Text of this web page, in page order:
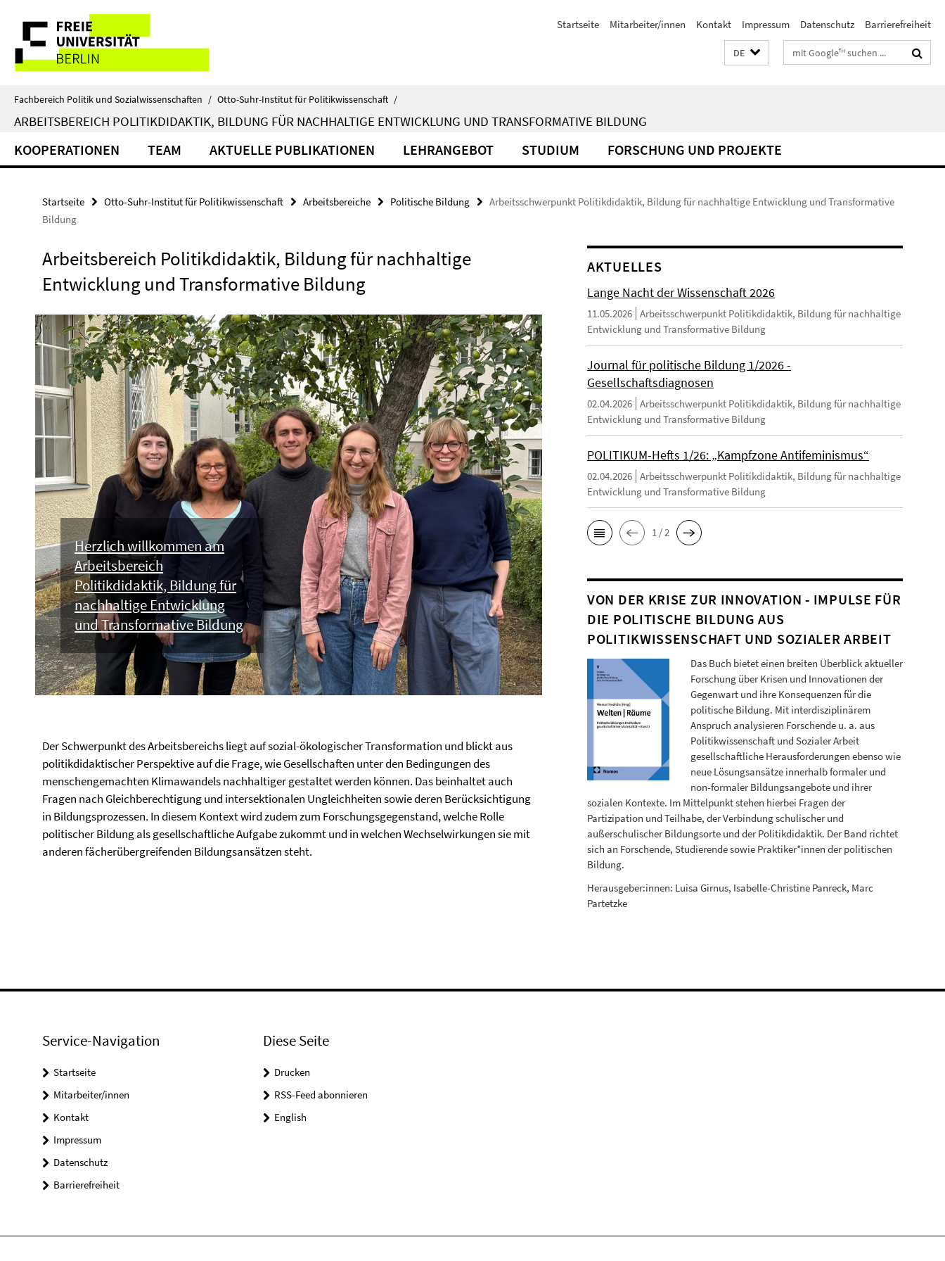
direkt
Inhalt
Service-
Navigation
Startseite Mitarbeiter/innen Kontakt Impressum Datenschutz Barrierefreiheit
DE Suchbegriffe
Fachbereich Politik und Sozialwissenschaften / Otto-Suhr-Institut für Politikwissenschaft /
ARBEITSBEREICH POLITIKDIDAKTIK, BILDUNG FÜR NACHHALTIGE ENTWICKLUNG UND TRANSFORMATIVE BILDUNG
KOOPERATIONEN TEAM AKTUELLE PUBLIKATIONEN LEHRANGEBOT STUDIUM FORSCHUNG UND PROJEKTE
Startseite Otto-Suhr-Institut für Politikwissenschaft Arbeitsbereiche Politische Bildung
Arbeitsschwerpunkt Politikdidaktik, Bildung für nachhaltige Entwicklung und Transformative
Bildung
Arbeitsbereich Politikdidaktik, Bildung für nachhaltige
Entwicklung und Transformative Bildung
Herzlich willkommen am
Arbeitsbereich
Politikdidaktik, Bildung für
nachhaltige Entwicklung
und Transformative Bildung
Der Schwerpunkt des Arbeitsbereichs liegt auf sozial-ökologischer Transformation und blickt aus
politikdidaktischer Perspektive auf die Frage, wie Gesellschaften unter den Bedingungen des
menschengemachten Klimawandels nachhaltiger gestaltet werden können. Das beinhaltet auch
Fragen nach Gleichberechtigung und intersektionalen Ungleichheiten sowie deren Berücksichtigung
in Bildungsprozessen. In diesem Kontext wird zudem zum Forschungsgegenstand, welche Rolle
politischer Bildung als gesellschaftliche Aufgabe zukommt und in welchen Wechselwirkungen sie mit
anderen fächerübergreifenden Bildungsansätzen steht.
AKTUELLES
Lange Nacht der Wissenschaft 2026
11.05.2026 Arbeitsschwerpunkt Politikdidaktik, Bildung für nachhaltige
Entwicklung und Transformative Bildung
Journal für politische Bildung 1/2026 -
Gesellschaftsdiagnosen
02.04.2026 Arbeitsschwerpunkt Politikdidaktik, Bildung für nachhaltige
Entwicklung und Transformative Bildung
POLITIKUM-Hefts 1/26: „Kampfzone Antifeminismus“
02.04.2026 Arbeitsschwerpunkt Politikdidaktik, Bildung für nachhaltige
Entwicklung und Transformative Bildung
1 / 2
VON DER KRISE ZUR INNOVATION - IMPULSE FÜR
DIE POLITISCHE BILDUNG AUS
POLITIKWISSENSCHAFT UND SOZIALER ARBEIT
Das Buch bietet einen breiten Überblick aktueller
Forschung über Krisen und Innovationen der
Gegenwart und ihre Konsequenzen für die
politische Bildung. Mit interdisziplinärem
Anspruch analysieren Forschende u. a. aus
Politikwissenschaft und Sozialer Arbeit
gesellschaftliche Herausforderungen ebenso wie
neue Lösungsansätze innerhalb formaler und
non-formaler Bildungsangebote und ihrer
sozialen Kontexte. Im Mittelpunkt stehen hierbei Fragen der
Partizipation und Teilhabe, der Verbindung schulischer und
außerschulischer Bildungsorte und der Politikdidaktik. Der Band richtet
sich an Forschende, Studierende sowie Praktiker*innen der politischen
Bildung.
Herausgeber:innen: Luisa Girnus, Isabelle-Christine Panreck, Marc
Partetzke
Service-Navigation
Startseite
Mitarbeiter/innen
Kontakt
Impressum
Datenschutz
Barrierefreiheit
Diese Seite
Drucken
RSS-Feed abonnieren
English